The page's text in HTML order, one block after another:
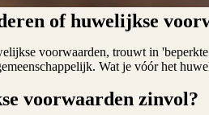
of huwelijkse
voorwaarden, trouwt in
Wat je vóór het
voorwaarden zinvol?